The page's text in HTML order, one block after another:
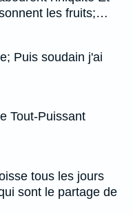
les fruits;…
Puis soudain j'ai
Tout-Puissant
tous les jours
sont le partage de